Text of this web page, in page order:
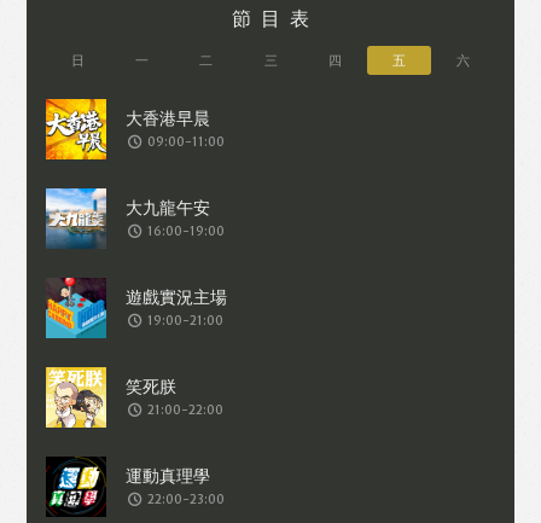
節目表
日 一 二 三 四 五 六
09:00-11:00
16:00-19:00
19:00-21:00
21:00-22:00
22:00-23:00